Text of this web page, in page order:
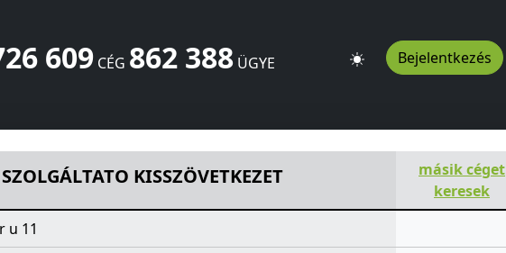
609CÉG 862 388ÜGYE Bejelentkezés
KISSZÖVETKEZET
másik céget
keresek
u 11